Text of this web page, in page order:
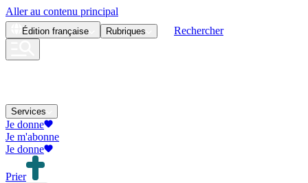
Aller au contenu principal
Édition française Rubriques Rechercher
Services
Je donne
Je m'abonne
Je donne
Prier